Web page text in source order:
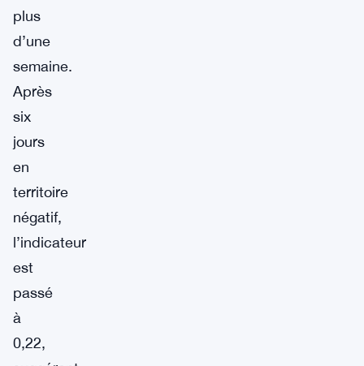
plus
d’une
semaine.
Après
six
jours
en
territoire
négatif,
l’indicateur
est
passé
à
0,22,